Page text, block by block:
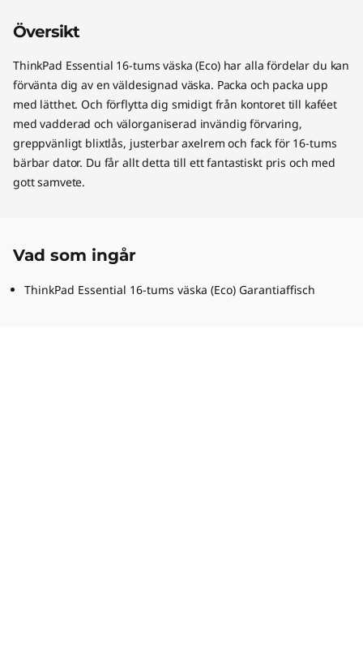
Översikt
ThinkPad Essential 16-tums väska (Eco) har alla fördelar du kan
förvänta dig av en väldesignad väska. Packa och packa upp
med lätthet. Och förflytta dig smidigt från kontoret till kaféet
med vadderad och välorganiserad invändig förvaring,
greppvänligt blixtlås, justerbar axelrem och fack för 16-tums
bärbar dator. Du får allt detta till ett fantastiskt pris och med
gott samvete.
Vad som ingår
ThinkPad Essential 16-tums väska (Eco) Garantiaffisch